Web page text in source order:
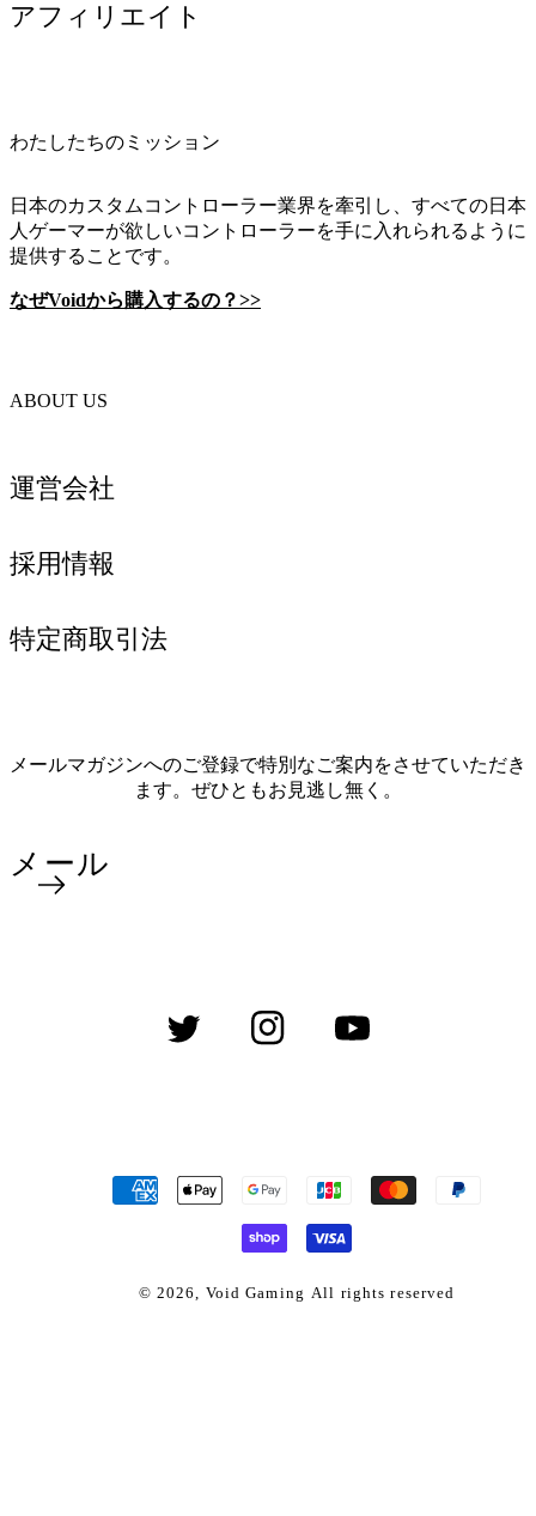
アフィリエイト
わたしたちのミッション
日本のカスタムコントローラー業界を牽引し、すべての日本
人ゲーマーが欲しいコントローラーを手に入れられるように
提供することです。
なぜVoidから購入するの？>>
ABOUT US
運営会社
採用情報
特定商取引法
メールマガジンへのご登録で特別なご案内をさせていただき
ます。ぜひともお見逃し無く。
メール
Twitter InstagramYouTube
© 2026, Void Gaming All rights reserved